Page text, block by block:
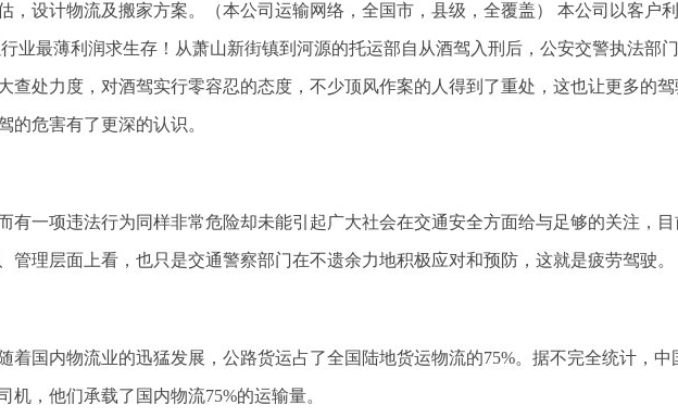
，设计物流及搬家方案。（本公司运输网络，全国市，县级，全覆盖） 本公司以客户
业最薄利润求生存！从萧山新街镇到河源的托运部自从酒驾入刑后，公安交警执法部
查处力度，对酒驾实行零容忍的态度，不少顶风作案的人得到了重处，这也让更多的
的危害有了更深的认识。
有一项违法行为同样非常危险却未能引起广大社会在交通安全方面给与足够的关注，
管理层面上看，也只是交通警察部门在不遗余力地积极应对和预防，这就是疲劳驾驶。
着国内物流业的迅猛发展，公路货运占了全国陆地货运物流的75%。据不完全统计，中
机，他们承载了国内物流75%的运输量。